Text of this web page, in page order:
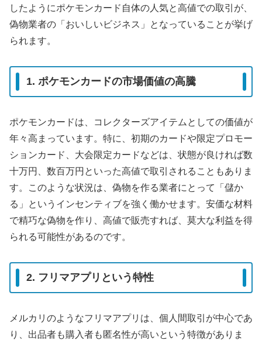
したようにポケモンカード自体の人気と高値での取引が、
偽物業者の「おいしいビジネス」となっていることが挙げ
られます。
1. ポケモンカードの市場価値の高騰
ポケモンカードは、コレクターズアイテムとしての価値が
年々高まっています。特に、初期のカードや限定プロモー
ションカード、大会限定カードなどは、状態が良ければ数
十万円、数百万円といった高値で取引されることもありま
す。このような状況は、偽物を作る業者にとって「儲か
る」というインセンティブを強く働かせます。安価な材料
で精巧な偽物を作り、高値で販売すれば、莫大な利益を得
られる可能性があるのです。
2. フリマアプリという特性
メルカリのようなフリマアプリは、個人間取引が中心であ
り、出品者も購入者も匿名性が高いという特徴がありま